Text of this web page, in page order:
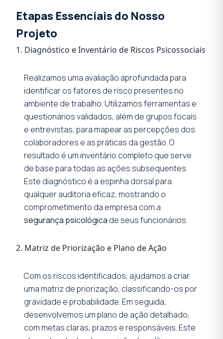
Etapas Essenciais do Nosso
Projeto
1. Diagnóstico e Inventário de Riscos Psicossociais
Realizamos uma avaliação aprofundada para
identificar os fatores de risco presentes no
ambiente de trabalho. Utilizamos ferramentas e
questionários validados, além de grupos focais
e entrevistas, para mapear as percepções dos
colaboradores e as práticas da gestão. O
resultado é um inventário completo que serve
de base para todas as ações subsequentes.
Este diagnóstico é a espinha dorsal para
qualquer auditoria eficaz, mostrando o
comprometimento da empresa com a
segurança psicológica de seus funcionários.
2. Matriz de Priorização e Plano de Ação
Com os riscos identificados, ajudamos a criar
uma matriz de priorização, classificando-os por
gravidade e probabilidade. Em seguida,
desenvolvemos um plano de ação detalhado,
com metas claras, prazos e responsáveis. Este